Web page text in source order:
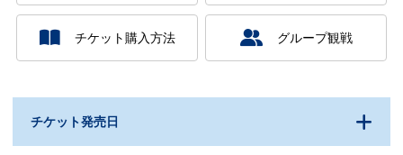
チケット購入方法 グループ観戦
チケット発売日